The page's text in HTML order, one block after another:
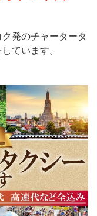
発のチャータータ
ています。